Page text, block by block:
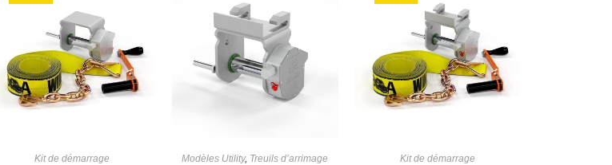
Kit de démarrage Modèles Utility, Treuils d’arrimage Kit de démarrage